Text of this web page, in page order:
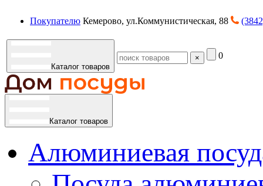
Покупателю Кемерово, ул.Коммунистическая, 88
Каталог товаров
× 0
Каталог товаров
Алюминиевая